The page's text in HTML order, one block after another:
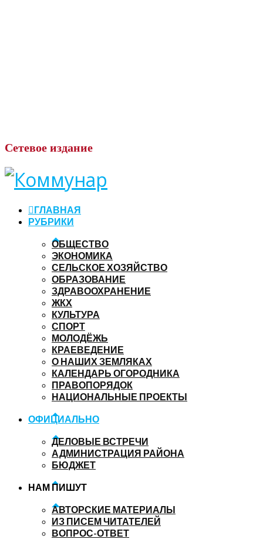
Сетевое издание
ГЛАВНАЯ
РУБРИКИ
ОБЩЕСТВО
ЭКОНОМИКА
СЕЛЬСКОЕ ХОЗЯЙСТВО
ОБРАЗОВАНИЕ
ЗДРАВООХРАНЕНИЕ
ЖКХ
КУЛЬТУРА
СПОРТ
МОЛОДЁЖЬ
КРАЕВЕДЕНИЕ
О НАШИХ ЗЕМЛЯКАХ
КАЛЕНДАРЬ ОГОРОДНИКА
ПРАВОПОРЯДОК
НАЦИОНАЛЬНЫЕ ПРОЕКТЫ
ОФИЦИАЛЬНО
ДЕЛОВЫЕ ВСТРЕЧИ
АДМИНИСТРАЦИЯ РАЙОНА
БЮДЖЕТ
НАМ ПИШУТ
АВТОРСКИЕ МАТЕРИАЛЫ
ИЗ ПИСЕМ ЧИТАТЕЛЕЙ
ВОПРОС-ОТВЕТ